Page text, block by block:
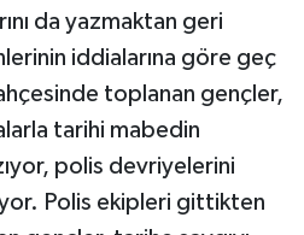
da yazmaktan geri
iddialarına göre geç
toplanan gençler,
tarihi mabedin
polis devriyelerini
Polis ekipleri gittikten